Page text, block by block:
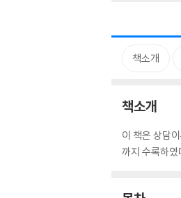
책소개
책소개
이 책은 상담
까지 수록하였